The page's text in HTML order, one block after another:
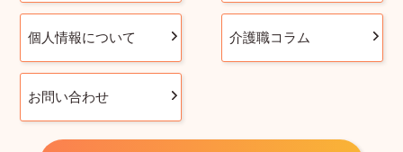
個人情報について 介護職コラム
お問い合わせ